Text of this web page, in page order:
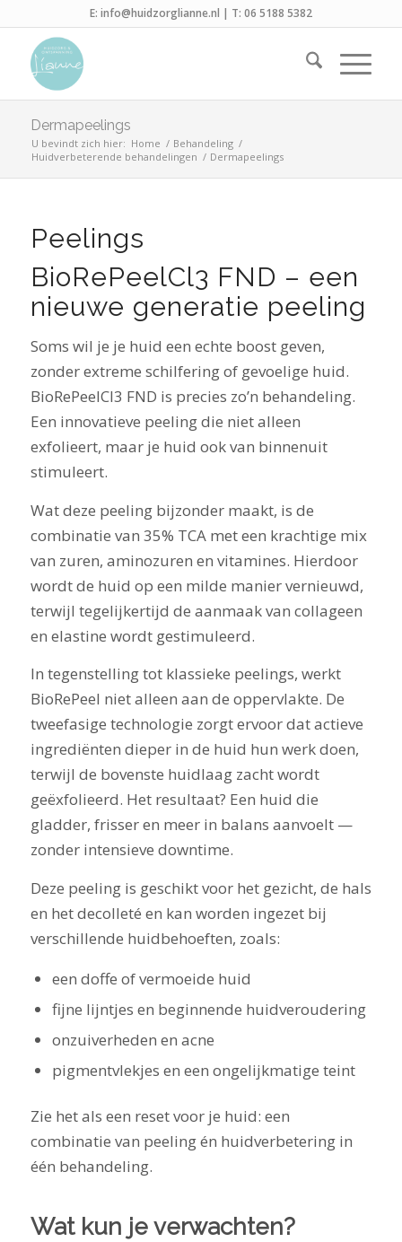
E: info@huidzorglianne.nl | T: 06 5188 5382
Dermapeelings
U bevindt zich hier: Home / Behandeling /
Huidverbeterende behandelingen / Dermapeelings
Peelings
BioRePeelCl3 FND – een
nieuwe generatie peeling
Soms wil je je huid een echte boost geven,
zonder extreme schilfering of gevoelige huid.
BioRePeelCl3 FND is precies zo’n behandeling.
Een innovatieve peeling die niet alleen
exfolieert, maar je huid ook van binnenuit
stimuleert.
Wat deze peeling bijzonder maakt, is de
combinatie van 35% TCA met een krachtige mix
van zuren, aminozuren en vitamines. Hierdoor
wordt de huid op een milde manier vernieuwd,
terwijl tegelijkertijd de aanmaak van collageen
en elastine wordt gestimuleerd.
In tegenstelling tot klassieke peelings, werkt
BioRePeel niet alleen aan de oppervlakte. De
tweefasige technologie zorgt ervoor dat actieve
ingrediënten dieper in de huid hun werk doen,
terwijl de bovenste huidlaag zacht wordt
geëxfolieerd. Het resultaat? Een huid die
gladder, frisser en meer in balans aanvoelt —
zonder intensieve downtime.
Deze peeling is geschikt voor het gezicht, de hals
en het decolleté en kan worden ingezet bij
verschillende huidbehoeften, zoals:
een doffe of vermoeide huid
fijne lijntjes en beginnende huidveroudering
onzuiverheden en acne
pigmentvlekjes en een ongelijkmatige teint
Zie het als een reset voor je huid: een
combinatie van peeling én huidverbetering in
één behandeling.
Wat kun je verwachten?